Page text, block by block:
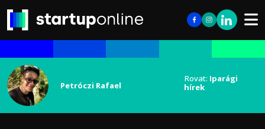
Petróczi Rafael
Rovat: Iparági
hírek